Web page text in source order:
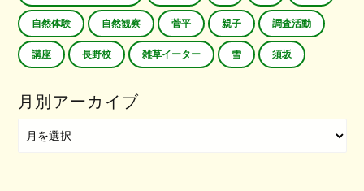
自然体験 自然観察 菅平 親子 調査活動
講座 長野校 雑草イーター 雪 須坂
月別アーカイブ